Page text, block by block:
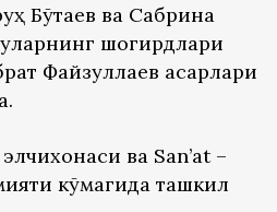
Бўтаев ва Сабрина
шогирдлари
Файзуллаев асарлари
ва San’at –
кўмагида ташкил